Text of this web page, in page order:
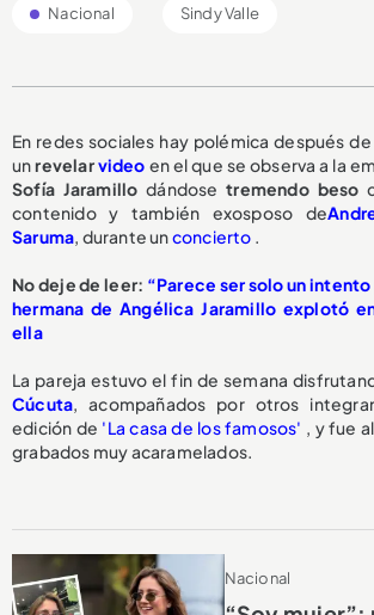
Nacional Sindy Valle
En redes sociales hay polémica después
unrevelarvideo en el que se observa a la
Sofía Jaramillo dándosetremendo beso
contenido y también exosposo de
Saruma, durante unconcierto .
No deje de leer: “Parece ser solo un
hermana de Angélica Jaramillo explotó
ella
La pareja estuvo el fin de semana
Cúcuta, acompañados por otros
edición de 'La casa de los famosos' , y fue
grabados muy acaramelados.
Nacional